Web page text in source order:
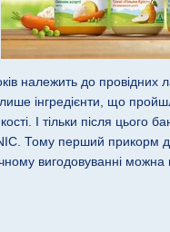
належить до провідних
інгредієнти, що
І тільки після цього
Тому перший прикорм
вигодовуванні можна